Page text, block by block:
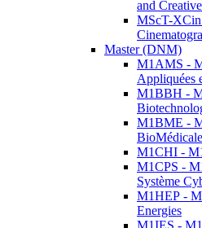
and
MScT-XCin
Master (DNM)
M1AMS -
Appliquées
M1BBH -
M1BME -
BioMédicale
M1CHI -
M1CPS -
Système
M1HEP -
Energies
M1IES -